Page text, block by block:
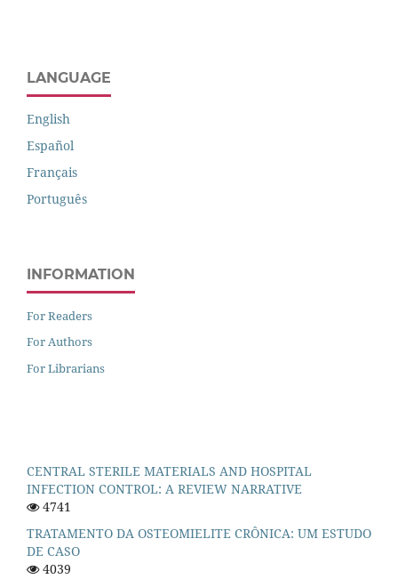
LANGUAGE
English
Español
Français
Português
INFORMATION
For Readers
For Authors
For Librarians
CENTRAL STERILE MATERIALS AND HOSPITAL
INFECTION CONTROL: A REVIEW NARRATIVE
4741
TRATAMENTO DA OSTEOMIELITE CRÔNICA: UM ESTUDO
DE CASO
4039